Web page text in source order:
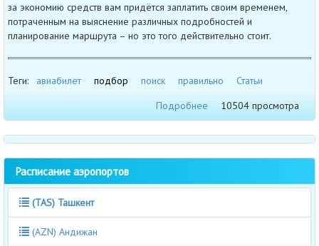
за экономию средств вам придётся заплатить своим временем,
потраченным на выяснение различных подробностей и
планирование маршрута – но это того действительно стоит.
Теги: авиабилет подбор поиск правильно
Статьи
Подробнее
10504 просмотра
Расписание аэропортов
(TAS) Ташкент
(AZN) Андижан